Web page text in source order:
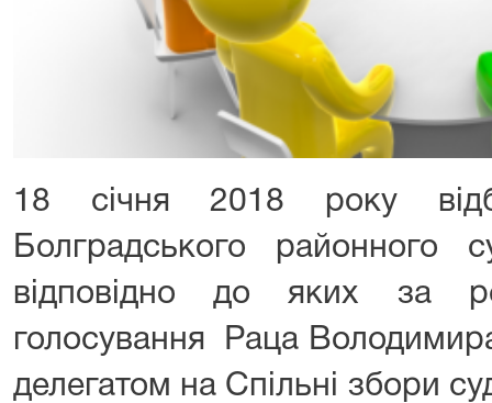
18 січня 2018 року
Болградського районного
відповідно до яких за
голосування Раца
делегатом на Спільні збори